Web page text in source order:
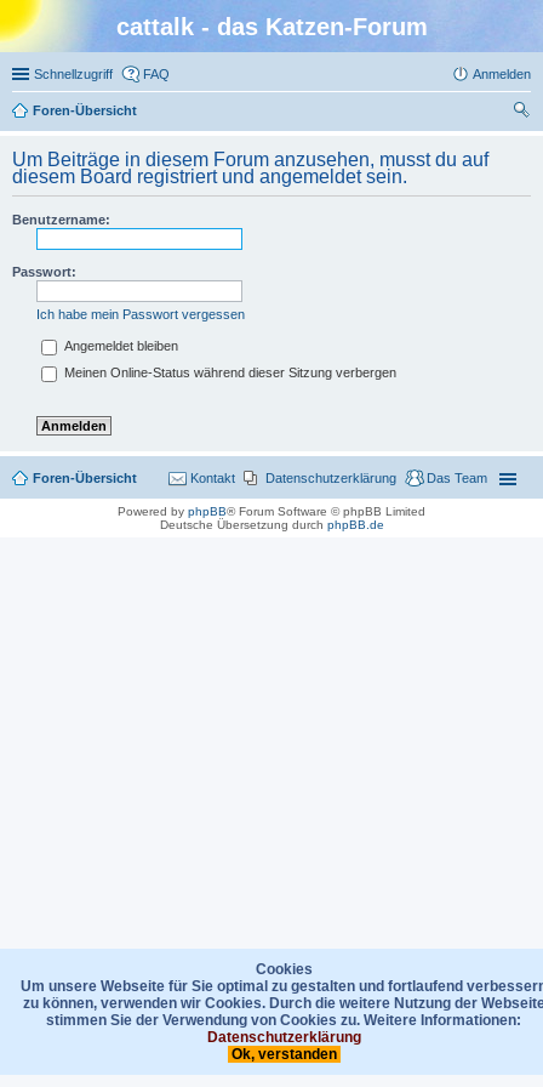
cattalk - das Katzen-Forum
Schnellzugriff FAQ Anmelden
Foren-Übersicht
Um Beiträge in diesem Forum anzusehen, musst du auf
diesem Board registriert und angemeldet sein.
Benutzername:
Passwort:
Ich habe mein Passwort vergessen
Angemeldet bleiben
Meinen Online-Status während dieser Sitzung verbergen
Cookies
Um unsere Webseite für Sie optimal zu gestalten und fortlaufend
zu können, verwenden wir Cookies. Durch die weitere Nutzung der
stimmen Sie der Verwendung von Cookies zu. Weitere Informationen:
Datenschutzerklärung
Ok, verstanden
Foren-Übersicht Das Team
Datenschutzerklärung
Kontakt
Powered by phpBB® Forum Software © phpBB Limited
Deutsche Übersetzung durch phpBB.de